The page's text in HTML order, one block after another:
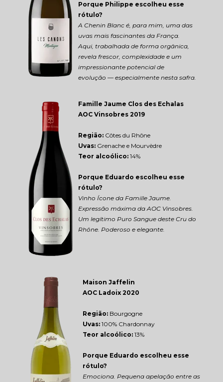
Porque Philippe escolheu esse
rótulo?
A Chenin Blanc é, para mim, uma das
uvas mais fascinantes da França.
Aqui, trabalhada de forma orgânica,
revela frescor, complexidade e um
impressionante potencial de
evolução — especialmente nesta safra.
Famille Jaume Clos des Echalas
AOC Vinsobres 2019
Região: Côtes du Rhône
Uvas: Grenache e Mourvèdre
Teor alcoólico: 14%
Porque Eduardo escolheu esse
rótulo?
Vinho Ícone da Famille Jaume.
Expressão máxima da AOC Vinsobres.
Um legítimo Puro Sangue deste Cru do
Rhône. Poderoso e elegante.
Maison Jaffelin
AOC Ladoix 2020
Região: Bourgogne
Uvas: 100% Chardonnay
Teor alcoólico: 13%
Porque Eduardo escolheu esse
rótulo?
Emociona. Pequena apelação entre as